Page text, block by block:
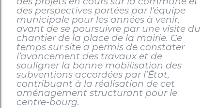
des perspectives portées par l’équipe
municipale pour les années à venir,
avant de se poursuivre par une visite du
chantier de la place de la mairie. Ce
temps sur site a permis de constater
l’avancement des travaux et de
souligner la bonne mobilisation des
subventions accordées par l’État,
contribuant à la réalisation de cet
aménagement structurant pour le
centre-bourg.